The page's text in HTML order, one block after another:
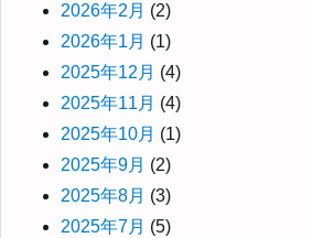
2026年2月 (2)
2026年1月 (1)
2025年12月 (4)
2025年11月 (4)
2025年10月 (1)
2025年9月 (2)
2025年8月 (3)
2025年7月 (5)